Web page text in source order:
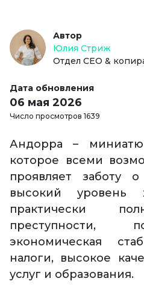
Автор
Юлия Стриж
Отдел СЕО &
Дата обновления
06 мая 2026
Число просмотров 1639
Андорра –
которое всеми
проявляет заботу
высокий
практически
преступности,
экономическая
налоги, высокое
услуг и образования.